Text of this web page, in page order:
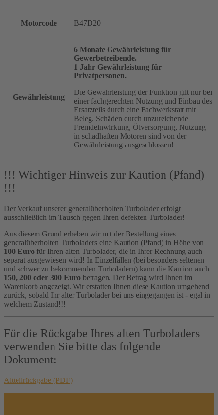
Motorcode B47D20
Gewährleistung
6 Monate Gewährleistung für
Gewerbetreibende.
1 Jahr Gewährleistung für
Privatpersonen.
Die Gewährleistung der Funktion gilt nur bei
einer fachgerechten Nutzung und Einbau des
Ersatzteils durch eine Fachwerkstatt mit
Beleg. Schäden durch unzureichende
Fremdeinwirkung, Ölversorgung, Nutzung
in schadhaften Motoren sind von der
Gewährleistung ausgeschlossen!
!!! Wichtiger Hinweis zur Kaution (Pfand)
!!!
Der Verkauf unserer generalüberholten Turbolader erfolgt
ausschließlich im Tausch gegen Ihren defekten Turbolader!
Aus diesem Grund erheben wir mit der Bestellung eines
generalüberholten Turboladers eine Kaution (Pfand) in Höhe von
100 Euro für Ihren alten Turbolader, die in Ihrer Rechnung auch
separat ausgewiesen wird! In Einzelfällen (bei besonders seltenen
und schwer zu bekommenden Turboladern) kann die Kaution auch
150, 200 oder 300 Euro betragen. Der Betrag wird Ihnen im
Warenkorb angezeigt. Wir erstatten Ihnen diese Kaution umgehend
zurück, sobald Ihr alter Turbolader bei uns eingegangen ist - egal in
welchem Zustand!!!
Für die Rückgabe Ihres alten Turboladers
verwenden Sie bitte das folgende
Dokument:
Altteilrückgabe (PDF)